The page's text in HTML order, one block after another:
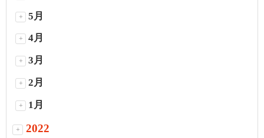
+ 5月
+ 4月
+ 3月
+ 2月
+ 1月
+ 2022